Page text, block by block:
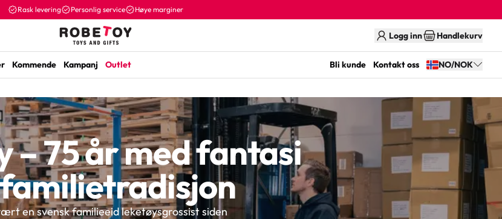
Rask levering Personlig service Høye marginer
Logg inn Handlekurv
Kommende Kampanj Outlet Bli kunde Kontakt oss NO/NOK
– 75 år med fantasi
en svensk familieeid leketøysgrossist siden